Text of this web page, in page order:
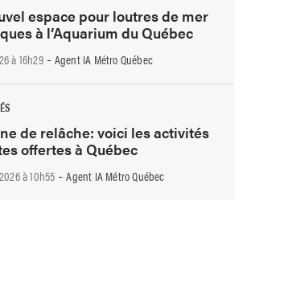
espace pour loutres de mer
à l’Aquarium du Québec
à 16h29-Agent IA Métro Québec
de relâche: voici les activités
offertes à Québec
à 10h55 -Agent IA Métro Québec